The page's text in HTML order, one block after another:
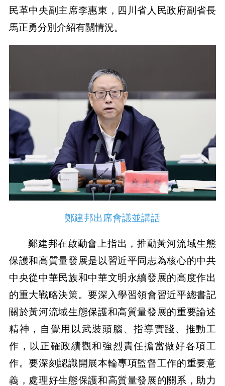
民革中央副主席李惠東，四川省人民政府副省長
馬正勇分別介紹有關情況。
鄭建邦出席會議並講話
鄭建邦在啟動會上指出，推動黃河流域生態
保護和高質量發展是以習近平同志為核心的中共
中央從中華民族和中華文明永續發展的高度作出
的重大戰略決策。要深入學習領會習近平總書記
關於黃河流域生態保護和高質量發展的重要論述
精神，自覺用以武裝頭腦、指導實踐、推動工
作，以正確政績觀和強烈責任擔當做好各項工
作。要深刻認識開展本輪專項監督工作的重要意
義，處理好生態保護和高質量發展的關系，助力